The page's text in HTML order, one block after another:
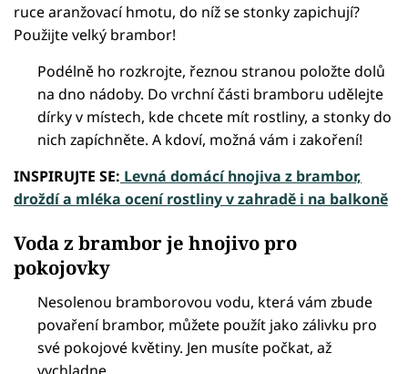
ruce aranžovací hmotu, do níž se stonky zapichují?
Použijte velký brambor!
Podélně ho rozkrojte, řeznou stranou položte dolů
na dno nádoby. Do vrchní části bramboru udělejte
dírky v místech, kde chcete mít rostliny, a stonky do
nich zapíchněte. A kdoví, možná vám i zakoření!
INSPIRUJTE SE: Levná domácí hnojiva z brambor,
droždí a mléka ocení rostliny v zahradě i na balkoně
Voda z brambor je hnojivo pro
pokojovky
Nesolenou bramborovou vodu, která vám zbude
povaření brambor, můžete použít jako zálivku pro
své pokojové květiny. Jen musíte počkat, až